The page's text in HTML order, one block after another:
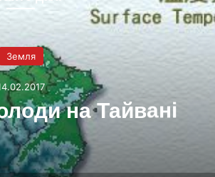
Земля
на Тайвані